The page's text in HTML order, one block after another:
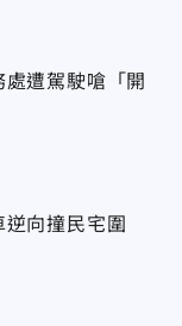
遭駕駛嗆「開
向撞民宅圍